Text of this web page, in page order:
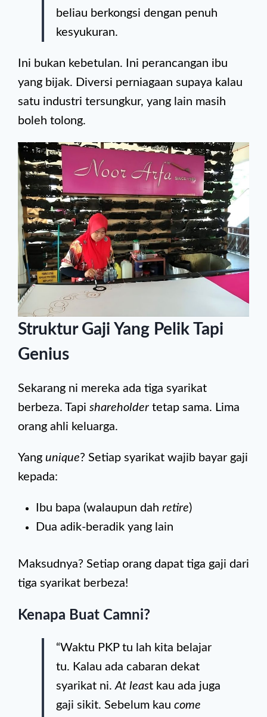
beliau berkongsi dengan penuh
kesyukuran.
Ini bukan kebetulan. Ini perancangan ibu
yang bijak. Diversi perniagaan supaya kalau
satu industri tersungkur, yang lain masih
boleh tolong.
Struktur Gaji Yang Pelik Tapi
Genius
Sekarang ni mereka ada tiga syarikat
berbeza. Tapi shareholder tetap sama. Lima
orang ahli keluarga.
Yang unique? Setiap syarikat wajib bayar gaji
kepada:
Ibu bapa (walaupun dah retire)
Dua adik-beradik yang lain
Maksudnya? Setiap orang dapat tiga gaji dari
tiga syarikat berbeza!
Kenapa Buat Camni?
“Waktu PKP tu lah kita belajar
tu. Kalau ada cabaran dekat
syarikat ni. At least kau ada juga
gaji sikit. Sebelum kau come